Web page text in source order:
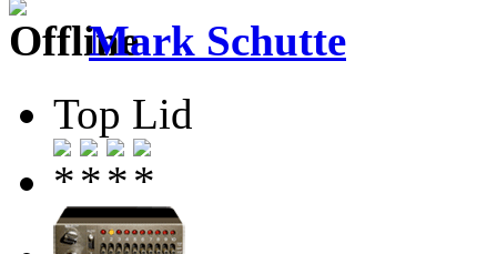
Mark Schutte
Top Lid